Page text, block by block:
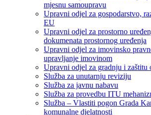
mjesnu samoupravu
Upravni odjel za gospodarstvo,
EU
Upravni odjel za prostorno
dokumenata prostornog uređenja
Upravni odjel za imovinsko
upravljanje imovinom
Upravni odjel za gradnju i zaštitu
Služba za unutarnju reviziju
Služba za javnu nabavu
Služba za provedbu ITU
Služba – Vlastiti pogon Grada
komunalne djelatnosti